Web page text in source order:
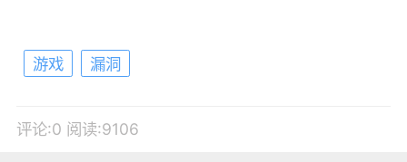
游戏 漏洞
评论:0 阅读:9106